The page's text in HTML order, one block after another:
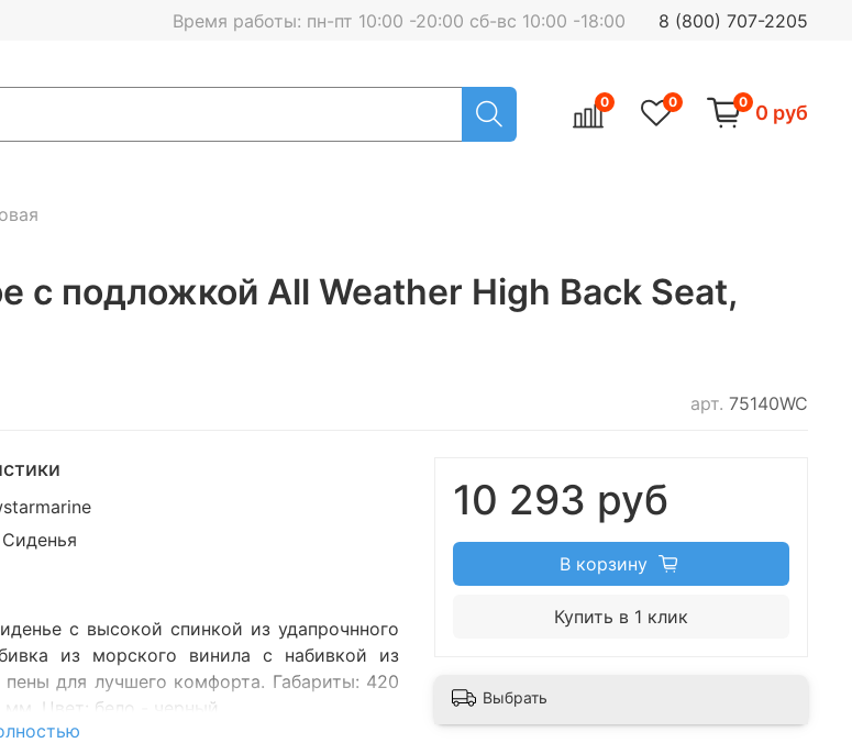
Время работы: пн-пт 10:00 -20:00 сб-вс 10:00 -18:00 8 (800) 707-2205
0 0 0 0 руб
с подложкой All Weather High Back Seat,
арт. 75140WC
Сиденья
с высокой спинкой из удапрочнного
из морского винила с набивкой из
пены для лучшего комфорта. Габариты: 420
мм. Цвет: бело - черный.
10 293 руб
В корзину
Купить в 1 клик
Выбрать